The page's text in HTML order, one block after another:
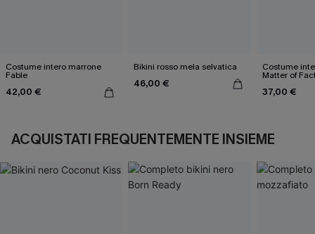
Costume intero marrone
Fable
42,00 €
Bikini rosso mela selvatica
46,00 €
Costume
Matter of
37,00 €
ACQUISTATI FREQUENTEMENTE INSIEME